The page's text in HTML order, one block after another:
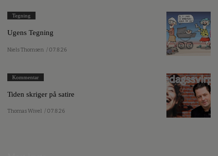
Tegning
Ugens Tegning
Niels Thomsen / 07.8.26
Kommentar
Tiden skriger på satire
Thomas Wivel / 07.8.26